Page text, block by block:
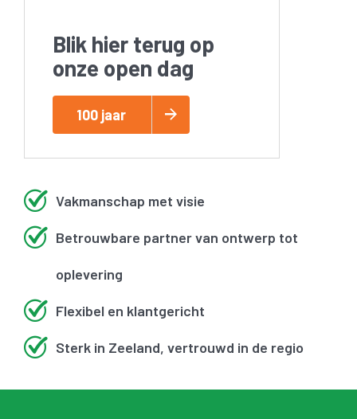
Blik hier terug op
onze open dag
100 jaar
Vakmanschap met visie
Betrouwbare partner van ontwerp tot
oplevering
Flexibel en klantgericht
Sterk in Zeeland, vertrouwd in de regio